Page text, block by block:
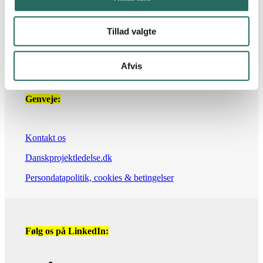
Tillad valgte
Afvis
IPMA digitalt badge
Download IPMA-filer
DTU Science Park | Deep Tech
Agern Allé 24
info@ipma.dk
+45 8844 3600
Genveje:
Kontakt os
Danskprojektledelse.dk
Persondatapolitik, cookies & betingelser
Følg os på LinkedIn: